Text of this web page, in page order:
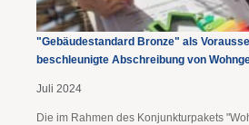
"Gebäudestandard Bronze" als
beschleunigte Abschreibung von
Juli 2024
Die im Rahmen des Konjunkturpakets